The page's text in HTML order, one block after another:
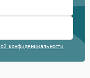
890 рублей
конфиденциальности